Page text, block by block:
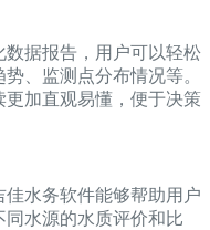
据报告，用户可以轻松
、监测点分布情况等。
加直观易懂，便于决策
水务软件能够帮助用户
水源的水质评价和比